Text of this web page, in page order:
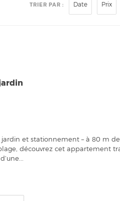
TRIER PAR : Date Prix
et stationnement – à 80 m
découvrez cet appartement